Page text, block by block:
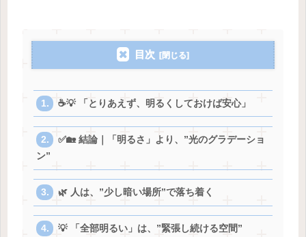
目次
☕️💡 「とりあえず、明るくしておけば安心」
✅🏡 結論｜「明るさ」より、”光のグラデーショ
ン”
🌿 人は、”少し暗い場所”で落ち着く
💡 「全部明るい」は、”緊張し続ける空間”